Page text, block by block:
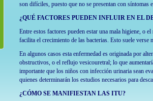
son difíciles, puesto que no se presentan con síntomas
¿QUÉ FACTORES PUEDEN INFLUIR EN EL
Entre estos factores pueden estar una mala higiene, o
facilita el crecimiento de las bacterias. Esto suele verse
En algunos casos esta enfermedad es originada por
obstructivos, o el reflujo vesicouretral; lo que
importante que los niños con infección urinaria sean
quienes determinarán los estudios necesarios para
¿CÓMO SE MANIFIESTAN LAS ITU?